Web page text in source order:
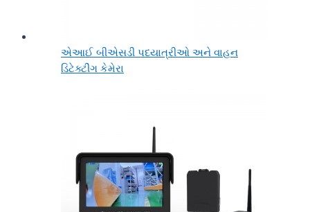
એઆઈ બીએસડી પદયાત્રીઓ અને વાહન
ડિટેક્ટીંગ કેમેરા